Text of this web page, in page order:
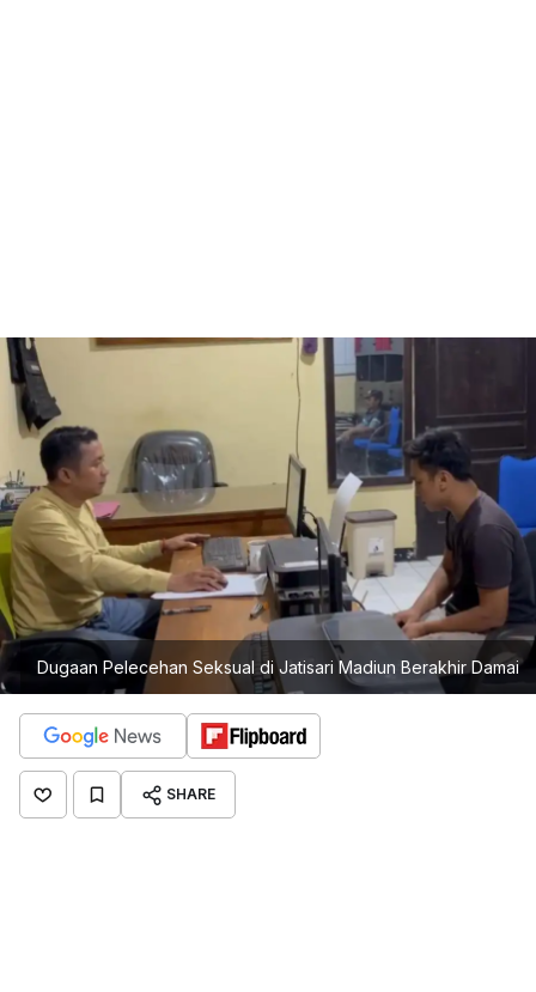
Dugaan Pelecehan Seksual di Jatisari Madiun Berakhir Damai
SHARE